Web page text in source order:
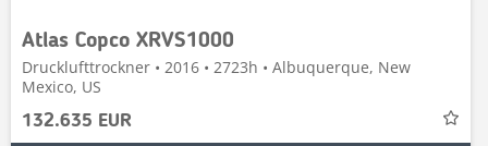
Atlas Copco XRVS1000
Drucklufttrockner • 2016 • 2723h • Albuquerque, New
Mexico, US
132.635 EUR